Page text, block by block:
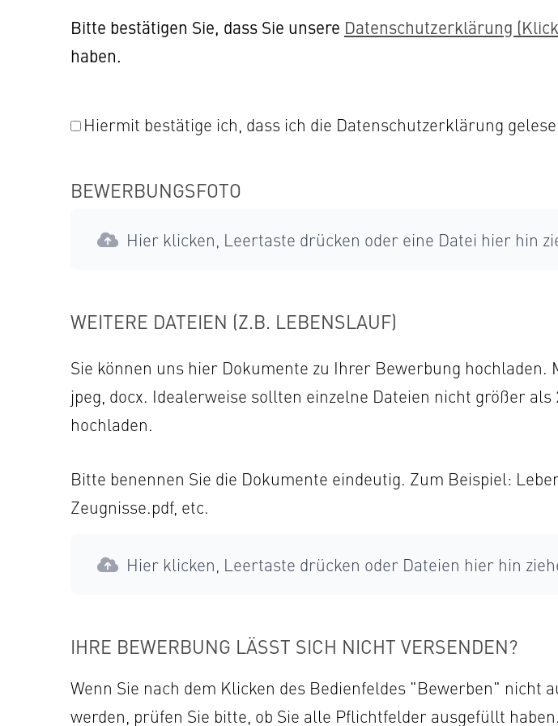
Bitte bestätigen Sie, dass Sie unsere Datenschutzerklärung
haben.
Hiermit bestätige ich, dass ich die Datenschutzerklärung
BEWERBUNGSFOTO
Hier klicken, Leertaste drücken oder eine Datei hier hin
WEITERE DATEIEN (Z.B. LEBENSLAUF)
Sie können uns hier Dokumente zu Ihrer Bewerbung hochladen.
jpeg, docx. Idealerweise sollten einzelne Dateien nicht größer
hochladen.
Bitte benennen Sie die Dokumente eindeutig. Zum Beispiel:
Zeugnisse.pdf, etc.
Hier klicken, Leertaste drücken oder Dateien hier hin
IHRE BEWERBUNG LÄSST SICH NICHT VERSENDEN?
Wenn Sie nach dem Klicken des Bedienfeldes "Bewerben" nicht
werden, prüfen Sie bitte, ob Sie alle Pflichtfelder ausgefüllt